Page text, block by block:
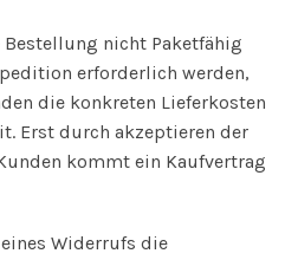
nicht Paketfähig
erforderlich werden,
die konkreten Lieferkosten
Erst durch akzeptieren der
kommt ein Kaufvertrag
Widerrufs die